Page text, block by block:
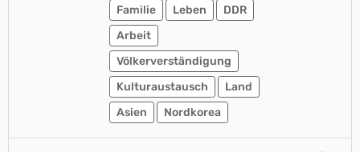
Familie Leben
DDR
Arbeit
Völkerverständigung
Kulturaustausch
Land
Asien
Nordkorea